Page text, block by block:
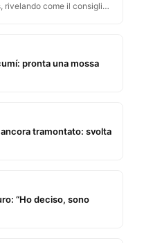
rivelando come il consiglio
pronta una mossa
tramontato: svolta
“Ho deciso, sono